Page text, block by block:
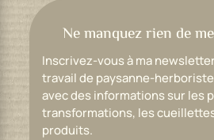
Ne manquez rien de
Inscrivez-vous à ma
travail de paysanne-
avec des informations sur les
transformations, les
produits.